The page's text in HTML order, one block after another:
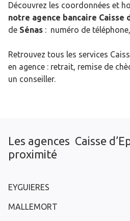
Découvrez les coordonnées et
notre agence bancaire Caisse
de Sénas : numéro de
Retrouvez tous les services
en agence : retrait, remise de
un conseiller.
Les agences Caisse
proximité
EYGUIERES
MALLEMORT